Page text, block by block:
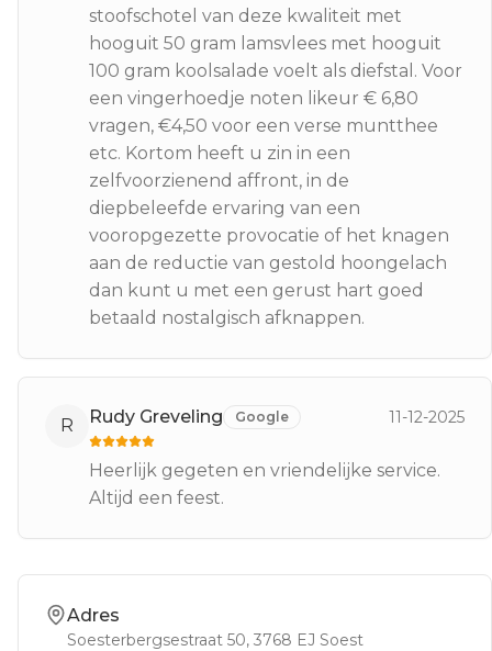
stoofschotel van deze kwaliteit met
hooguit 50 gram lamsvlees met hooguit
100 gram koolsalade voelt als diefstal. Voor
een vingerhoedje noten likeur € 6,80
vragen, €4,50 voor een verse muntthee
etc. Kortom heeft u zin in een
zelfvoorzienend affront, in de
diepbeleefde ervaring van een
vooropgezette provocatie of het knagen
aan de reductie van gestold hoongelach
dan kunt u met een gerust hart goed
betaald nostalgisch afknappen.
R Rudy Greveling Google 11-12-2025
Heerlijk gegeten en vriendelijke service.
Altijd een feest.
Adres
Soesterbergsestraat 50, 3768 EJ Soest